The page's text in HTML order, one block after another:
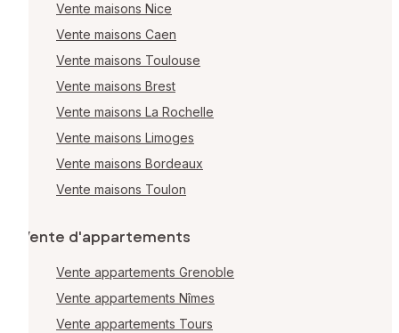
Vente maisons Nice
Vente maisons Caen
Vente maisons Toulouse
Vente maisons Brest
Vente maisons La Rochelle
Vente maisons Limoges
Vente maisons Bordeaux
Vente maisons Toulon
Vente d'appartements
Vente appartements Grenoble
Vente appartements Nîmes
Vente appartements Tours